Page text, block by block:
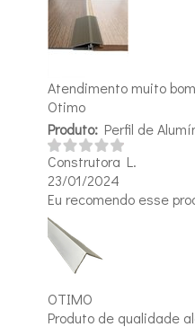
Atendimento muito bom
Otimo
Produto:Perfil de
Construtora L.
23/01/2024
Eu recomendo esse
OTIMO
Produto de qualidade